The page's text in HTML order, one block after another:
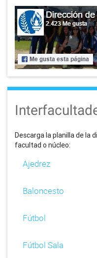
Descarga la planilla de la
facultad o núcleo:
Ajedrez
Baloncesto
Fútbol
Fútbol Sala